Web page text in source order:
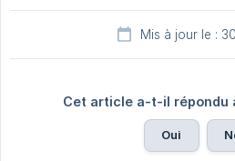
Mis à jour le :
Cet article a-t-il répondu
Oui